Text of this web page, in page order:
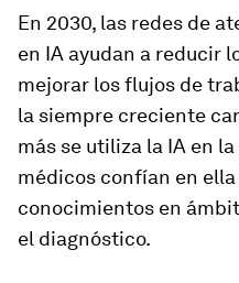
En 2030, las redes de
en IA ayudan a reducir
mejorar los flujos de
la siempre creciente
más se utiliza la IA en
médicos confían en
conocimientos en
el diagnóstico.